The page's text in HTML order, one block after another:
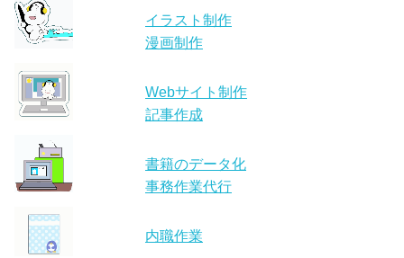
イラスト制作
漫画制作
Webサイト制作
記事作成
書籍のデータ化
事務作業代行
内職作業